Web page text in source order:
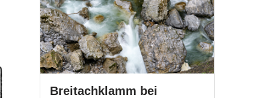
Breitachklamm bei